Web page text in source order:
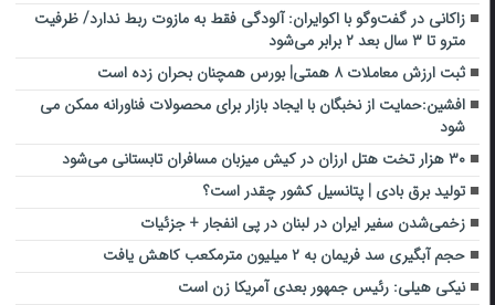
زاکانی در گفت‌وگو با اکوایران: آلودگی فقط به مازوت ربط ندارد/ ظرفیت
مترو تا ۳ سال بعد ۲ برابر می‌شود
ثبت ارزش معاملات ۸ همتی| بورس همچنان بحران زده است
افشین:حمایت از نخبگان با ایجاد بازار برای محصولات فناورانه ممکن می
شود
۳۰ هزار تخت هتل ارزان در کیش میزبان مسافران تابستانی می‌شود
تولید برق بادی | پتانسیل کشور چقدر است؟
زخمی‌شدن سفیر ایران در لبنان در پی انفجار + جزئیات
حجم آبگیری سد فریمان به ۲ میلیون مترمکعب کاهش یافت
نیکی هیلی: رئیس جمهور بعدی آمریکا زن است